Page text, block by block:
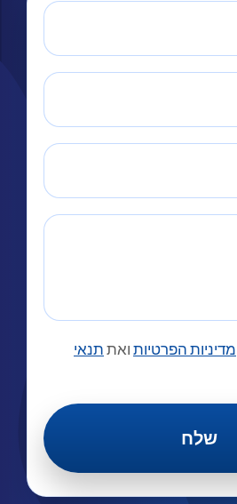
מדיניות הפרטיותואתתנאי